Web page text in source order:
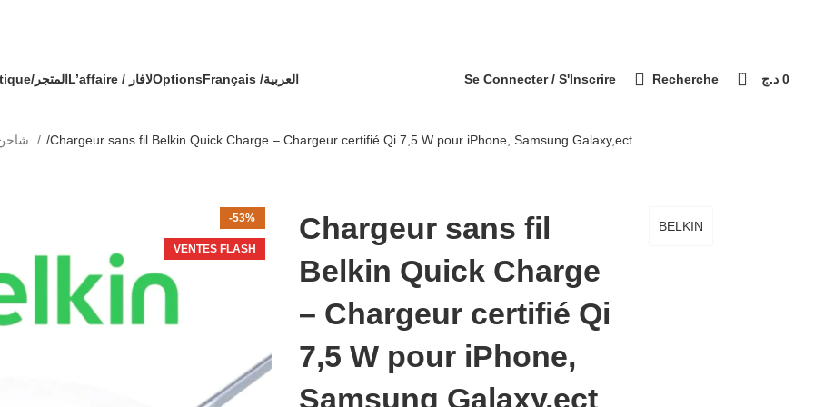
Boutique/المتجر L’affaire / لافارOptionsFrançais /العربية Se Connecter / S'Inscrire Recherche 0 0 د.ج
Chargeur sans fil Belkin Quick Charge – Chargeur certifié Qi 7,5 W pour iPhone, Samsung Galaxy,ect
-53%
VENTES FLASH
Chargeur sans fil
Belkin Quick Charge
– Chargeur certifié Qi
7,5 W pour iPhone,
Samsung Galaxy,ect
BELKIN